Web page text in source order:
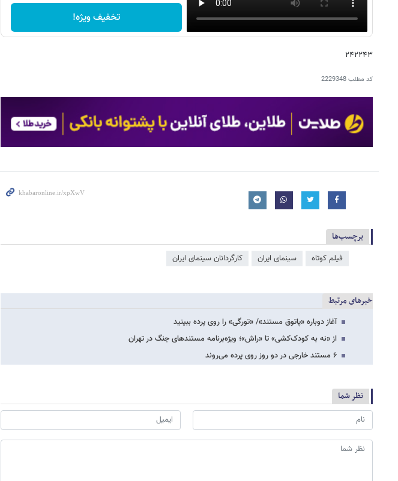
تخفیف ویژه!
۲۴۲۲۴۳
کد مطلب2229348
برچسب‌ها
فیلم کوتاه سینمای ایران کارگردانان سینمای ایران
خبرهای مرتبط
آغاز دوباره «پاتوق مستند»/ «تورگی» را روی پرده ببینید
از «نه به کودک‌کشی» تا «راش»؛ ویژه‌برنامه مستندهای جنگ در تهران
۶ مستند خارجی در دو روز روی پرده می‌روند
نظر شما